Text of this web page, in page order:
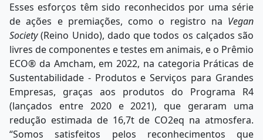
Esses esforços têm sido reconhecidos por uma série
de ações e premiações, como o registro na Vegan
Society(Reino Unido), dado que todos os calçados são
livres de componentes e testes em animais, e o Prêmio
ECO® da Amcham, em 2022, na categoria Práticas de
Sustentabilidade - Produtos e Serviços para Grandes
Empresas, graças aos produtos do Programa R4
(lançados entre 2020 e 2021), que geraram uma
redução estimada de 16,7t de CO2eq na atmosfera.
“Somos satisfeitos pelos reconhecimentos que